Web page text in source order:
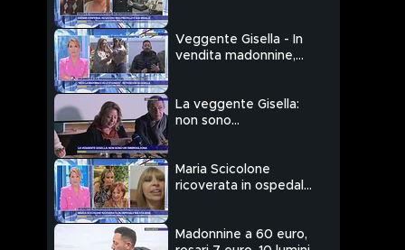
Veggente Gisella - In
vendita madonnine,
La veggente Gisella:
non sono
Maria Scicolone
ricoverata in ospedale
Madonnine a 60 euro,